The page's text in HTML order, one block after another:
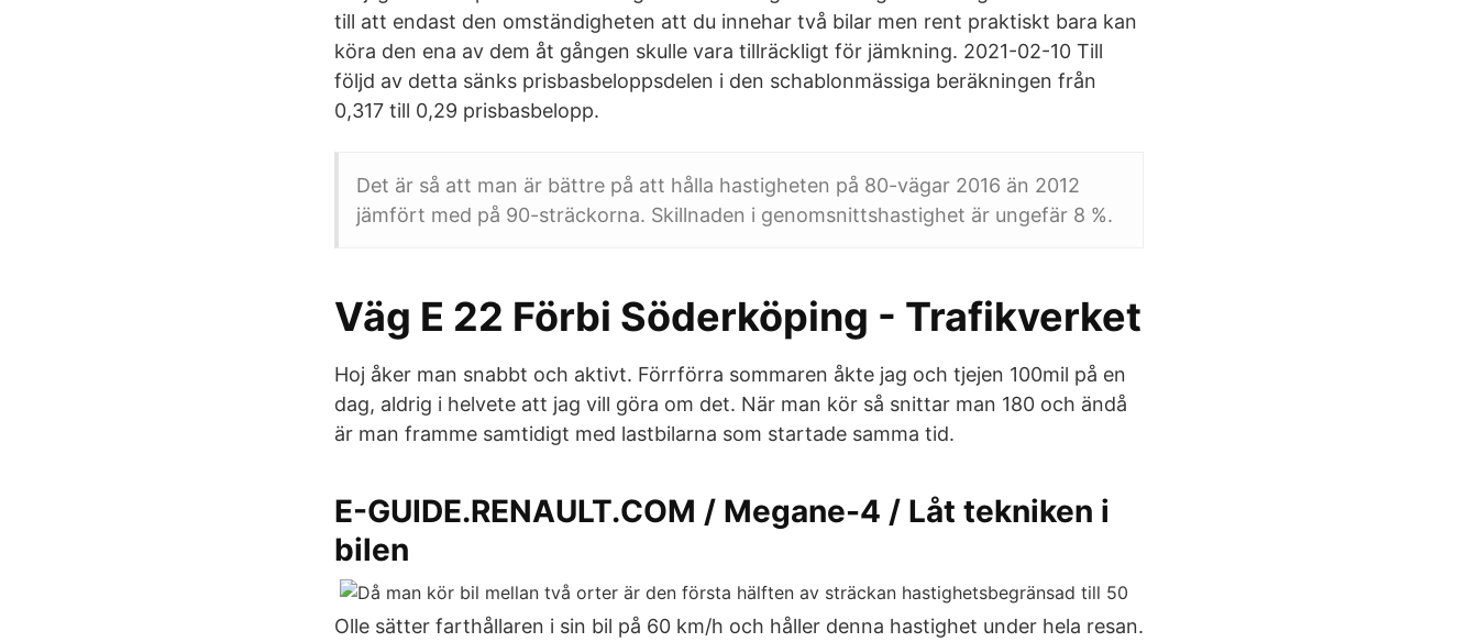
till att endast den omständigheten att du innehar två bilar men rent praktiskt bara kan
köra den ena av dem åt gången skulle vara tillräckligt för jämkning. 2021-02-10 Till
följd av detta sänks prisbasbeloppsdelen i den schablonmässiga beräkningen från
0,317 till 0,29 prisbasbelopp.
Det är så att man är bättre på att hålla hastigheten på 80-vägar 2016 än 2012
jämfört med på 90-sträckorna. Skillnaden i genomsnittshastighet är ungefär 8 %.
Väg E 22 Förbi Söderköping - Trafikverket
Hoj åker man snabbt och aktivt. Förrförra sommaren åkte jag och tjejen 100mil på en
dag, aldrig i helvete att jag vill göra om det. När man kör så snittar man 180 och ändå
är man framme samtidigt med lastbilarna som startade samma tid.
E-GUIDE.RENAULT.COM / Megane-4 / Låt tekniken i
bilen
Olle sätter farthållaren i sin bil på 60 km/h och håller denna hastighet under hela resan.